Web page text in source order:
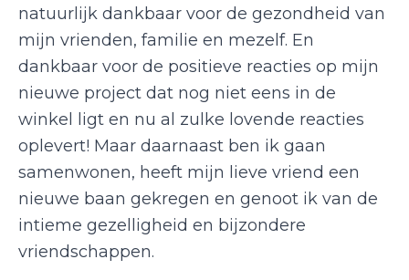
natuurlijk dankbaar voor de gezondheid van
mijn vrienden, familie en mezelf. En
dankbaar voor de positieve reacties op mijn
nieuwe project dat nog niet eens in de
winkel ligt en nu al zulke lovende reacties
oplevert! Maar daarnaast ben ik gaan
samenwonen, heeft mijn lieve vriend een
nieuwe baan gekregen en genoot ik van de
intieme gezelligheid en bijzondere
vriendschappen.